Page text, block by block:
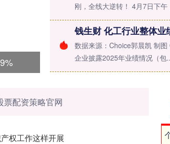
刚，全线大逆转！ 4月7日下
钱生财 化工行业整体
数据来源：Choice郭晨凯 制
企业披露2025年业绩情况（包
票配资策略官网
权工作这样开展